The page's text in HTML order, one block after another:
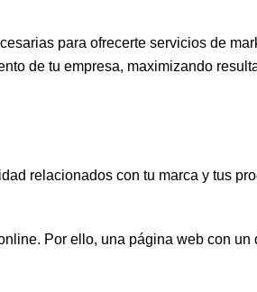
para ofrecerte servicios de
de tu empresa, maximizando
relacionados con tu marca y tus
Por ello, una página web con